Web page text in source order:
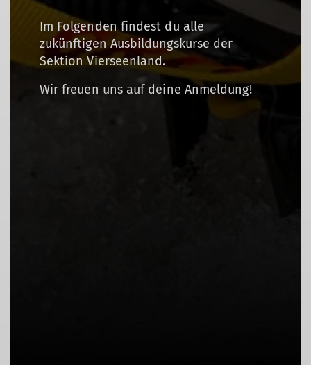
Im Folgenden findest du alle
zukünftigen Ausbildungskurse der
Sektion Vierseenland.
Wir freuen uns auf deine Anmeldung!